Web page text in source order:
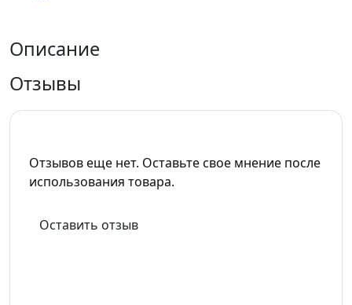
Описание
Отзывы
Отзывов еще нет. Оставьте свое мнение после
использования товара.
Оставить отзыв